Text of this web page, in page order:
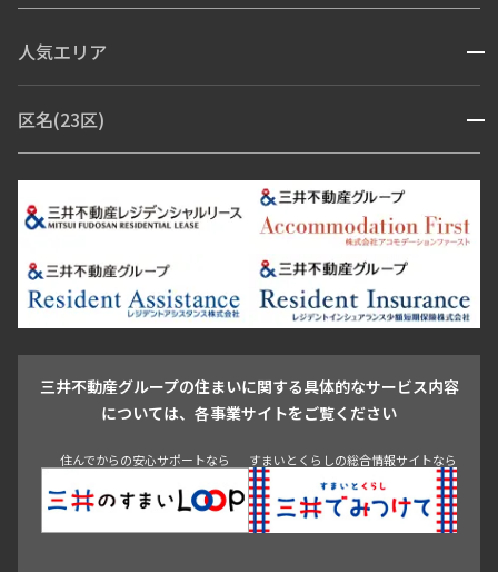
ブランドマンション
人気エリア 開閉
青山・表参道・原宿
市ヶ谷・神楽坂・飯田橋
三田・芝・浜松町
芝浦・汐留・品川
月島・勝どき・豊洲
本郷・春日・小石川
目白・高田馬場・早稲田
池尻大橋・三軒茶屋
祐天寺・学芸大学・自由が丘
駒沢・用賀・二子玉川
成城・砧
池袋・板橋・王子
青山 渋谷 東京・大手町 新宿 品川
目黒・中目黒
区名(23区) 開閉
江東区 台東区 墨田区
中野区
豊島区
杉並区 板橋区 練馬区 荒川区
足立区
葛飾区
江戸川区
三井不動産グループの住まいに関する具体的なサービス内容
については、各事業サイトをご覧ください
住んでからの安心サポートなら すまいとくらしの総合情報サイトなら